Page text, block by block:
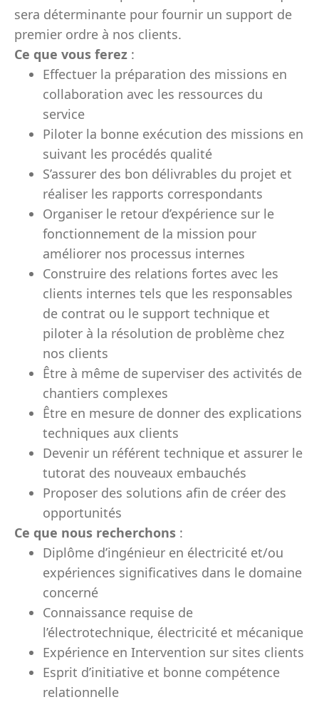
sera déterminante pour fournir un support de
premier ordre à nos clients.
Ce que vous ferez :
Effectuer la préparation des missions en
collaboration avec les ressources du
service
Piloter la bonne exécution des missions en
suivant les procédés qualité
S’assurer des bon délivrables du projet et
réaliser les rapports correspondants
Organiser le retour d’expérience sur le
fonctionnement de la mission pour
améliorer nos processus internes
Construire des relations fortes avec les
clients internes tels que les responsables
de contrat ou le support technique et
piloter à la résolution de problème chez
nos clients
Être à même de superviser des activités de
chantiers complexes
Être en mesure de donner des explications
techniques aux clients
Devenir un référent technique et assurer le
tutorat des nouveaux embauchés
Proposer des solutions afin de créer des
opportunités
Ce que nous recherchons :
Diplôme d’ingénieur en électricité et/ou
expériences significatives dans le domaine
concerné
Connaissance requise de
l’électrotechnique, électricité et mécanique
Expérience en Intervention sur sites clients
Esprit d’initiative et bonne compétence
relationnelle